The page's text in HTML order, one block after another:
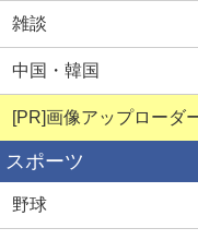
雑談
中国・韓国
[PR]画像アップローダ
スポーツ
野球